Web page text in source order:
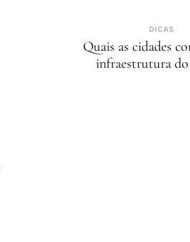
DICAS
Quais as cidades
infraestrutura do